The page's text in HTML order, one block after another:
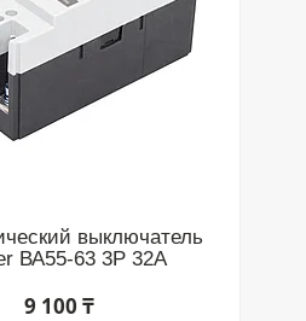
выключатель
ВА55-63 3P 32A
9 100 ₸